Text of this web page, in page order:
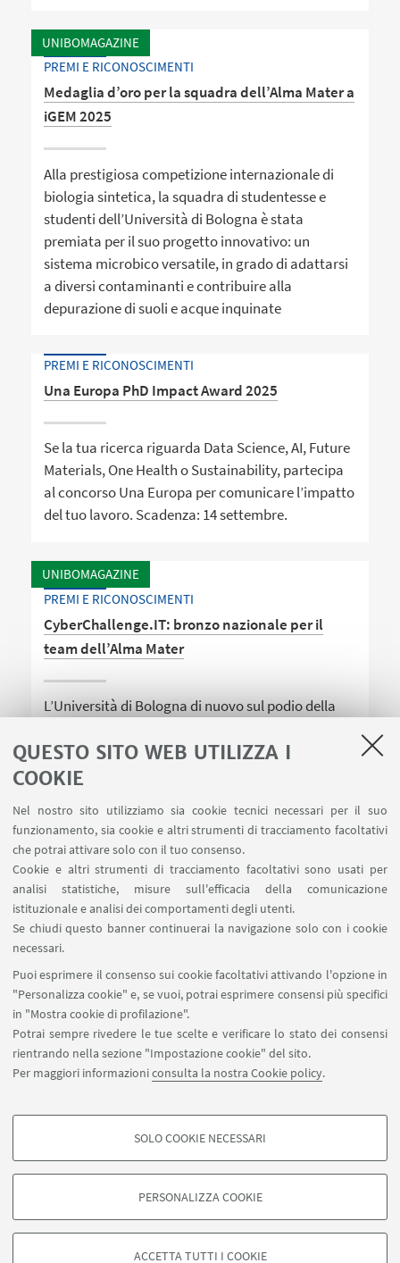
QUESTO SITO WEB UTILIZZA I
COOKIE
Nel nostro sito utilizziamo sia cookie tecnici necessari per il suo
funzionamento, sia cookie e altri strumenti di tracciamento facoltativi
che potrai attivare solo con il tuo consenso.
Cookie e altri strumenti di tracciamento facoltativi sono usati per
analisi statistiche, misure sull'efficacia della comunicazione
istituzionale e analisi dei comportamenti degli utenti.
Se chiudi questo banner continuerai la navigazione solo con i cookie
necessari.
Puoi esprimere il consenso sui cookie facoltativi attivando l'opzione in
"Personalizza cookie" e, se vuoi, potrai esprimere consensi più specifici
in "Mostra cookie di profilazione".
Potrai sempre rivedere le tue scelte e verificare lo stato dei consensi
rientrando nella sezione "Impostazione cookie" del sito.
Per maggiori informazioniconsulta la nostra Cookie policy.
COOKIE DI PROFILAZIONE - FACOLTATIVI
degli utenti, creare profili in base al loro comportamento sul sito, per analisi
di marketing.
SOLO COOKIE NECESSARI
PERSONALIZZA COOKIE
ACCETTA TUTTI I COOKIE
UNIBOMAGAZINE
PREMI E RICONOSCIMENTI
Medaglia d’oro per la squadra dell’Alma Mater a
iGEM 2025
Alla prestigiosa competizione internazionale di
biologia sintetica, la squadra di studentesse e
studenti dell’Università di Bologna è stata
premiata per il suo progetto innovativo: un
sistema microbico versatile, in grado di adattarsi
a diversi contaminanti e contribuire alla
depurazione di suoli e acque inquinate
PREMI E RICONOSCIMENTI
Una Europa PhD Impact Award 2025
Se la tua ricerca riguarda Data Science, AI, Future
Materials, One Health o Sustainability, partecipa
al concorso Una Europa per comunicare l’impatto
del tuo lavoro. Scadenza: 14 settembre.
UNIBOMAGAZINE
PREMI E RICONOSCIMENTI
CyberChallenge.IT: bronzo nazionale per il
team dell’Alma Mater
L’Università di Bologna di nuovo sul podio della
talenti della sicurezza informatica
LINK UTILI
Area riservata
SEGUI UNIBO SU:
APP:
©Copyright 2026 - ALMA MATER STUDIORUM - Università di
Bologna - Via Zamboni, 33 - 40126 Bologna - PI: 01131710376 - CF:
80007010376
Privacy
Note legali
Informazioni sul sito e accessibilità
Impostazioni Cookie